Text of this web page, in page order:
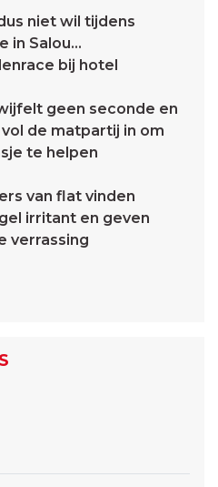
niet wil tijdens
in Salou...
bij hotel
geen seconde en
de matpartij in om
te helpen
van flat vinden
irritant en geven
verrassing